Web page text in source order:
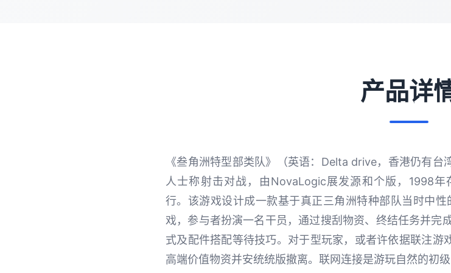
产品详
《叁角洲特型部类队》（英语：Delta drive，香港仍有台
人士称射击对战，由NovaLogic展发源和个版，1998
行。该游戏设计成一款基于真正三角洲特种部队当时中
戏，参与者扮演一名干员，通过搜刮物资、终结任务并完
式及配件搭配等待技巧。对于型玩家，或者许依据联注游
高端价值物资并安统统版撤离。联网连接是游玩自然的初